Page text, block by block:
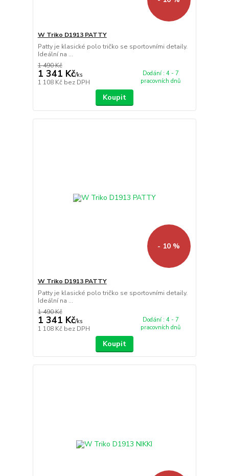
W Triko D1913 PATTY
Patty je klasické polo tričko se sportovními detaily.
Ideální na ...
1 490 Kč
1 341 Kč/ks
1 108 Kč bez DPH
Dodání : 4 - 7
pracovních dnů
Koupit
- 10 %
W Triko D1913 PATTY
Patty je klasické polo tričko se sportovními detaily.
Ideální na ...
1 490 Kč
1 341 Kč/ks
1 108 Kč bez DPH
Dodání : 4 - 7
pracovních dnů
Koupit